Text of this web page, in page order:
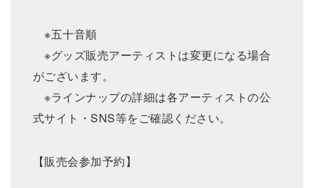
※五十音順
※グッズ販売アーティストは変更になる場合
がございます。
※ラインナップの詳細は各アーティストの公
式サイト・SNS等をご確認ください。
【販売会参加予約】